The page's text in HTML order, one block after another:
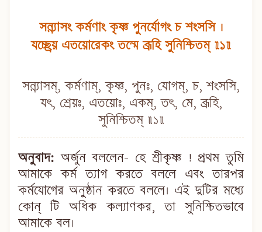
সন্ন্যাসং কর্মণাং কৃষ্ণ পুনর্যোগং চ শংসসি ।
যচ্ছ্রেয় এতয়োরেকং তন্মে ব্রূহি সুনিশ্চিতম্ ॥১॥
সন্ন্যাসম্, কর্মণাম্, কৃষ্ণ, পুনঃ, যোগম্, চ, শংসসি,
যৎ, শ্রেয়ঃ, এতয়োঃ, একম্, তৎ, মে, ব্রূহি,
সুনিশ্চিতম্ ॥১॥
অনুবাদ: অর্জুন বললেন- হে শ্রীকৃষ্ণ ! প্রথম তুমি
আমাকে কর্ম ত্যাগ করতে বললে এবং তারপর
কর্মযোগের অনুষ্ঠান করতে বললে। এই দুটির মধ্যে
কোন্ টি অধিক কল্যাণকর, তা সুনিশ্চিতভাবে
আমাকে বল।